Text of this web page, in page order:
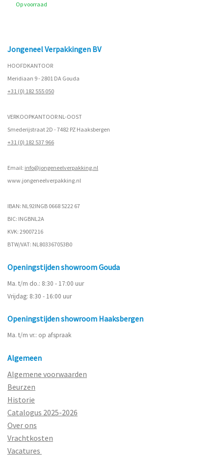
Op voorraad
Jongeneel Verpakkingen BV
HOOFDKANTOOR
Meridiaan 9 - 2801 DA Gouda
+31 (0) 182 555 050
VERKOOPKANTOOR NL-OOST
Smederijstraat 2D - 7482 PZ Haaksbergen
+31 (0) 182 537 966
Email: info@jongeneelverpakking.nl
www.jongeneelverpakking.nl
IBAN: NL92INGB 0668 5222 67
BIC: INGBNL2A
KVK: 29007216
BTW/VAT: NL803367053B0
Openingstijden showroom Gouda
Ma. t/m do.: 8:30 - 17:00 uur
Vrijdag: 8:30 - 16:00 uur
Openingstijden showroom Haaksbergen
Ma. t/m vr.: op afspraak
Algemeen
Algemene voorwaarden
Beurzen
Historie
Catalogus 2025-2026
Over ons
Vrachtkosten
Vacatures